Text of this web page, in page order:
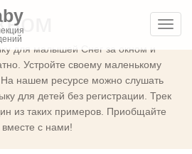
для малышей Снег за окном и
Устройте своему маленькому
нашем ресурсе можно слушать
для детей без регистрации. Трек
из таких примеров. Приобщайте
вместе с нами!